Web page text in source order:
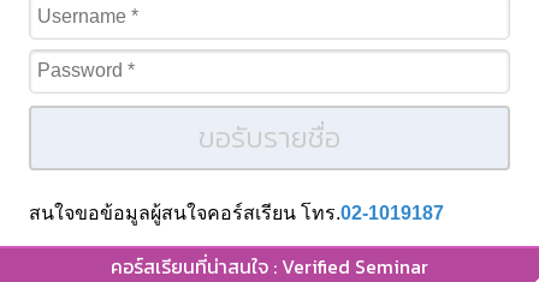
ขอรับรายชื่อ
สนใจขอข้อมูลผู้สนใจคอร์สเรียน โทร.02-1019187
คอร์สเรียนที่น่าสนใจ : Verified Seminar